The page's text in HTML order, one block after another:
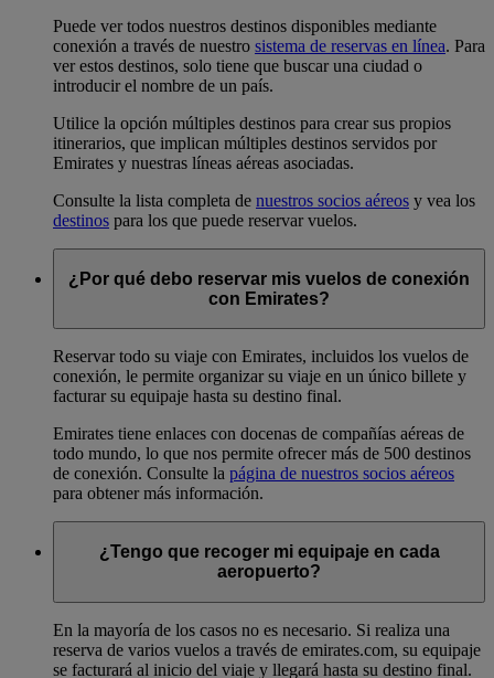
Puede ver todos nuestros destinos disponibles mediante
conexión a través de nuestro sistema de reservas en línea. Para
ver estos destinos, solo tiene que buscar una ciudad o
introducir el nombre de un país.
Utilice la opción múltiples destinos para crear sus propios
itinerarios, que implican múltiples destinos servidos por
Emirates y nuestras líneas aéreas asociadas.
Consulte la lista completa de nuestros socios aéreos y vea los
destinos para los que puede reservar vuelos.
¿Por qué debo reservar mis vuelos de conexión
con Emirates?
Reservar todo su viaje con Emirates, incluidos los vuelos de
conexión, le permite organizar su viaje en un único billete y
facturar su equipaje hasta su destino final.
Emirates tiene enlaces con docenas de compañías aéreas de
todo mundo, lo que nos permite ofrecer más de 500 destinos
de conexión. Consulte la página de nuestros socios aéreos
para obtener más información.
¿Tengo que recoger mi equipaje en cada
aeropuerto?
En la mayoría de los casos no es necesario. Si realiza una
reserva de varios vuelos a través de emirates.com, su equipaje
se facturará al inicio del viaje y llegará hasta su destino final.